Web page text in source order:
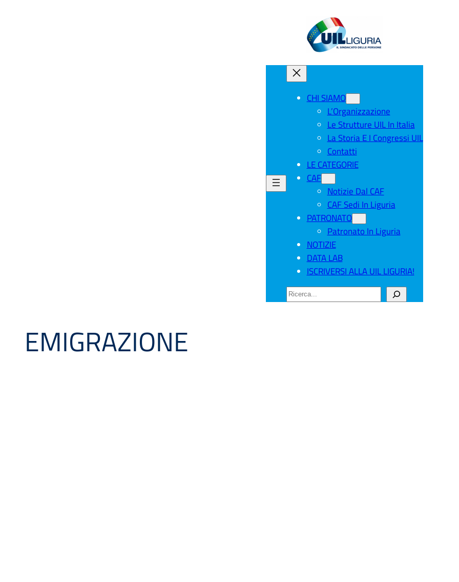
CHI SIAMO
L’Organizzazione
Le Strutture UIL In Italia
La Storia E I Congressi UIL
Contatti
LE CATEGORIE
CAF
Notizie Dal CAF
CAF Sedi In Liguria
PATRONATO
Patronato In Liguria
NOTIZIE
DATA LAB
ISCRIVERSI ALLA UIL LIGURIA!
CERCA
EMIGRAZIONE